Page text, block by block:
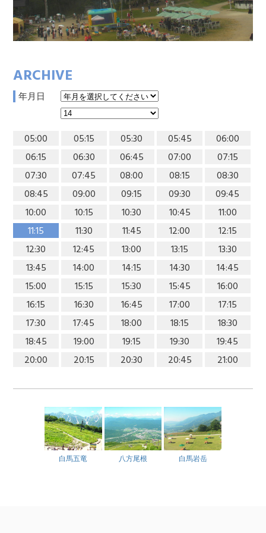
ARCHIVE
年月日
05:00 05:15 05:30 05:45
06:00
06:15
06:30 06:45 07:00
07:15
07:30
07:45 08:00 08:15
08:30
08:45
09:00 09:15 09:30
09:45
10:00
10:15 10:30 10:45
11:00
11:15
11:30 11:45 12:00
12:15
12:30
12:45 13:00 13:15
13:30
13:45
14:00 14:15 14:30
14:45
15:00
15:15 15:30 15:45
16:00
16:15
16:30 16:45 17:00
17:15
17:30
17:45 18:00 18:15
18:30
18:45
19:00 19:15 19:30
19:45
20:00
20:15 20:30 20:45 21:00
白馬五竜 八方尾根 白馬岩岳